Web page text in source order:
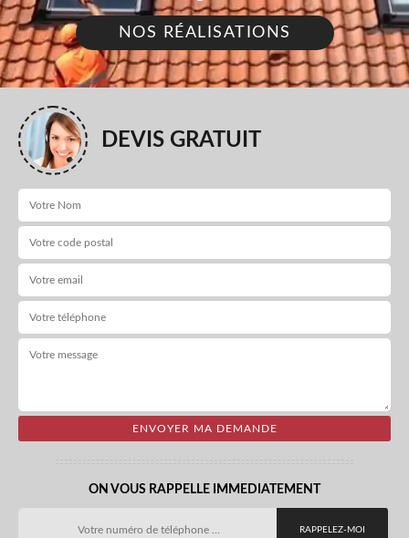
NOS RÉALISATIONS
DEVIS GRATUIT
ON VOUS RAPPELLE IMMEDIATEMENT